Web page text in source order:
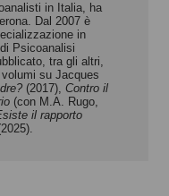
in Italia, ha
Dal 2007 è
in
Psicoanalisi
tra gli altri,
su Jacques
(2017), Contro il
(con M.A. Rugo,
il rapporto